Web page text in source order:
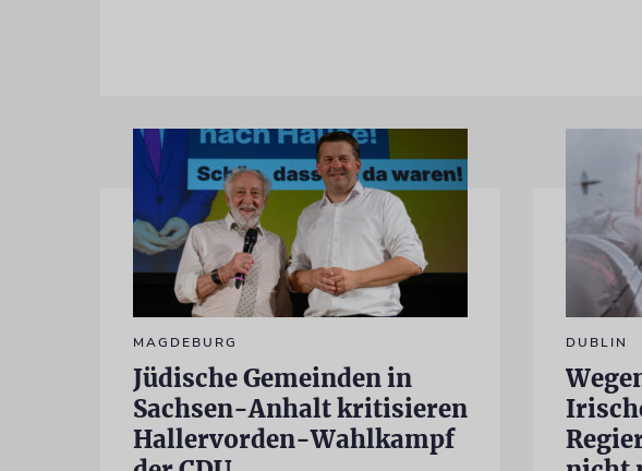
MAGDEBURG
Jüdische Gemeinden in
Sachsen-Anhalt kritisieren
Hallervorden-Wahlkampf
DUBLIN